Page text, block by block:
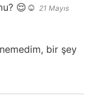
😌☺️ 21 Mayıs
bir şey